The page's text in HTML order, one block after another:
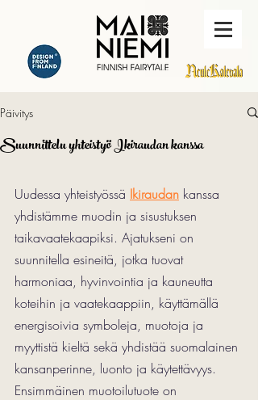
Päivitys
Suunnittelu yhteistyö Ikiraudan kanssa
Uudessa yhteistyössä Ikiraudan kanssa
yhdistämme muodin ja sisustuksen
taikavaatekaapiksi. Ajatukseni on
suunnitella esineitä, jotka tuovat
harmoniaa, hyvinvointia ja kauneutta
koteihin ja vaatekaappiin, käyttämällä
energisoivia symboleja, muotoja ja
myyttistä kieltä sekä yhdistää suomalainen
kansanperinne, luonto ja käytettävyys.
Ensimmäinen muotoilutuote on